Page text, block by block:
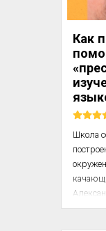
Как
Школа
методе